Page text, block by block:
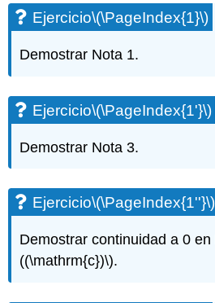
(\PageIndex{1}\)
Ejercicio\
Ejercicio\
Ejercicio\
(\PageIndex{2}\)
(\PageIndex{3}\)
Ejercicio\
Ejercicio\
(\PageIndex{6}\)
Ejercicio\(\PageIndex{1}\)
Demostrar Nota 1.
Ejercicio\(\PageIndex{1'}\)
Demostrar Nota 3.
Ejercicio\(\PageIndex{1''}\)
Demostrar continuidad a 0
((\mathrm{c})\).